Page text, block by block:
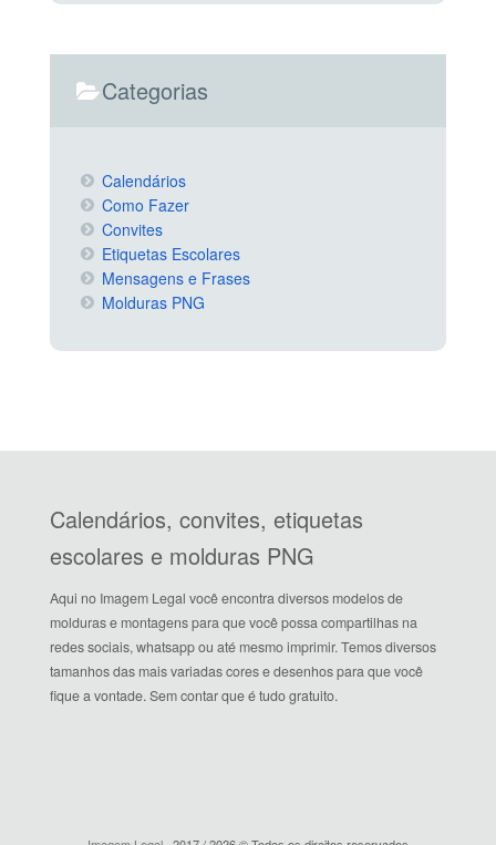
Categorias
Calendários
Como Fazer
Convites
Etiquetas Escolares
Mensagens e Frases
Molduras PNG
Calendários, convites, etiquetas
escolares e molduras PNG
Aqui no Imagem Legal você encontra diversos modelos de
molduras e montagens para que você possa compartilhas na
redes sociais, whatsapp ou até mesmo imprimir. Temos diversos
tamanhos das mais variadas cores e desenhos para que você
fique a vontade. Sem contar que é tudo gratuito.